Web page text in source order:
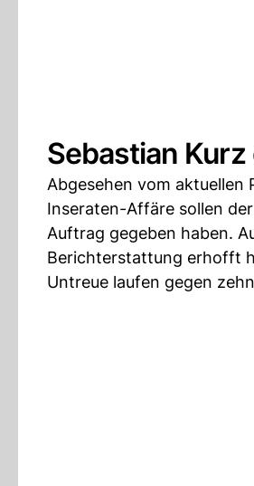
Sebastian
Abgesehen vom
Inseraten-Affäre sollen
Auftrag gegeben haben.
Berichterstattung erhofft
Untreue laufen gegen